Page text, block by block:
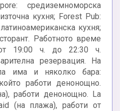
средиземноморска
кухня; Forest Pub:
кухня;
Работното време
19:00 ч. до 22:30 ч.
резервация. На
има и няколко бара:
работи денонощно.
работи денонощно. La
(на плажа), работи от